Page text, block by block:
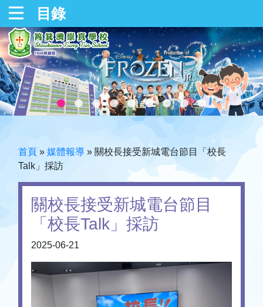
目錄
首頁 » 媒體報導 » 關校長接受新城電台節目「校長
Talk」採訪
關校長接受新城電台節目
「校長Talk」採訪
2025-06-21